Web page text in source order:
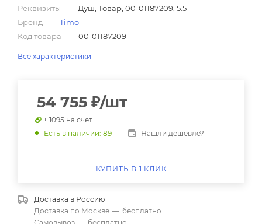
Реквизиты — Душ, Товар, 00-01187209, 5.5
Бренд — Timo
Код товара — 00-01187209
Все характеристики
54 755 ₽/шт
+ 1095 на счет
Есть в наличии: 89 Нашли дешевле?
КУПИТЬ В 1 КЛИК
Доставка в Россию
Доставка по Москве — бесплатно